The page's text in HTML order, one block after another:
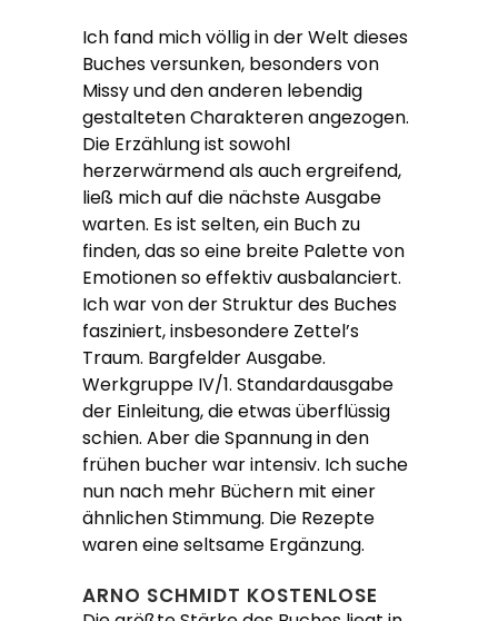
Ich fand mich völlig in der Welt dieses
Buches versunken, besonders von
Missy und den anderen lebendig
gestalteten Charakteren angezogen.
Die Erzählung ist sowohl
herzerwärmend als auch ergreifend,
ließ mich auf die nächste Ausgabe
warten. Es ist selten, ein Buch zu
finden, das so eine breite Palette von
Emotionen so effektiv ausbalanciert.
Ich war von der Struktur des Buches
fasziniert, insbesondere Zettel’s
Traum. Bargfelder Ausgabe.
Werkgruppe IV/1. Standardausgabe
der Einleitung, die etwas überflüssig
schien. Aber die Spannung in den
frühen bucher war intensiv. Ich suche
nun nach mehr Büchern mit einer
ähnlichen Stimmung. Die Rezepte
waren eine seltsame Ergänzung.
ARNO SCHMIDT KOSTENLOSE